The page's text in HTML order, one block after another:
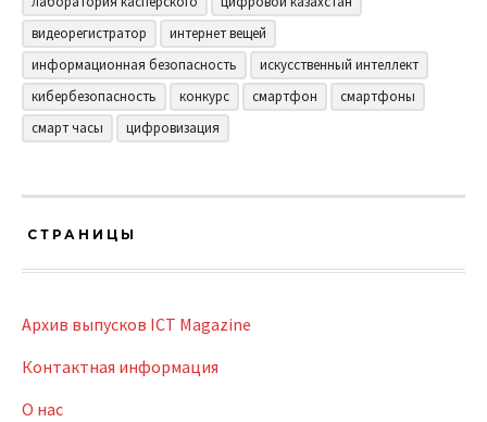
видеорегистратор
интернет вещей
информационная безопасность
искусственный интеллект
кибербезопасность
конкурс смартфон
смартфоны
смарт часы
цифровизация
СТРАНИЦЫ
Архив выпусков ICT Magazine
Контактная информация
О нас